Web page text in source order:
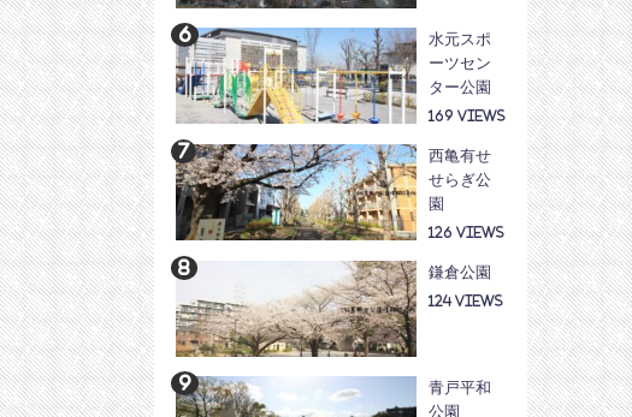
水元スポ
ーツセン
ター公園
169
西亀有せ
せらぎ公
園
126
鎌倉公園
124
青戸平和
公園